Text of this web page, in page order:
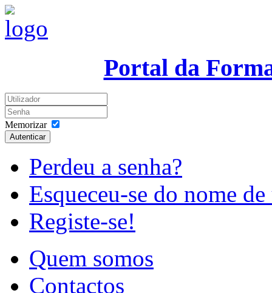
Portal da
Memorizar
Autenticar
Perdeu a senha?
Esqueceu-se do nome
Registe-se!
Quem somos
Contactos